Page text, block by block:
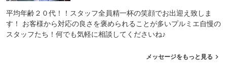
平均年齢２０代！！スタッフ全員精一杯の笑顔でお出迎え致しま
す！ お客様から対応の良さを褒められることが多いプルミエ自慢の
スタッフたち！何でも気軽に相談してくださいね♪
メッセージをもっと見る